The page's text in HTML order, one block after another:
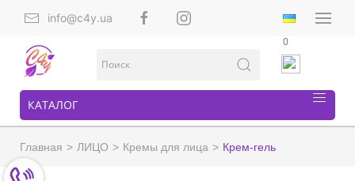
info@c4y.ua
0
КАТАЛОГ
Главная ЛИЦО Кремы для лица Крем-гель